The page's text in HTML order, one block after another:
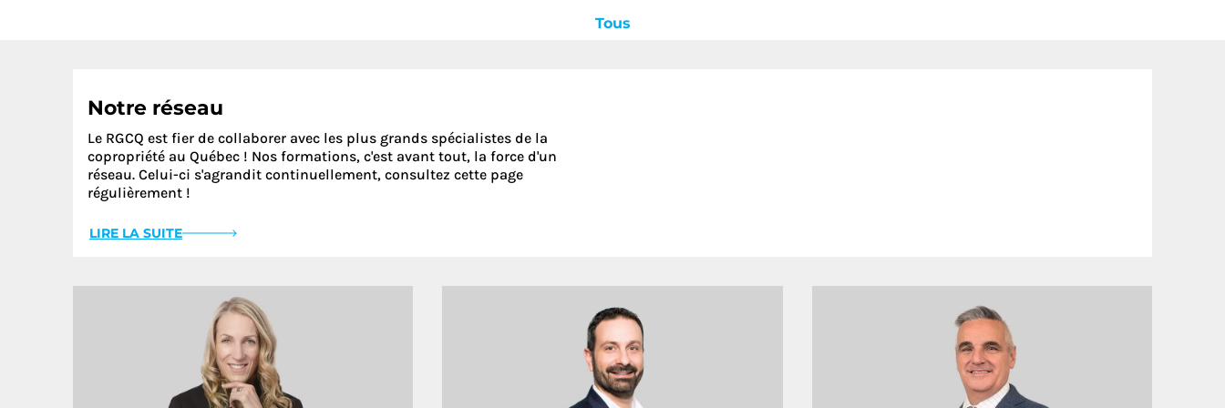
Tous
Notre réseau
Le RGCQ est fier de collaborer avec les plus grands spécialistes de la
copropriété au Québec ! Nos formations, c'est avant tout, la force d'un
réseau. Celui-ci s'agrandit continuellement, consultez cette page
régulièrement !
LIRE LA SUITE